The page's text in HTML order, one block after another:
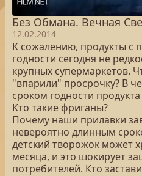
Без Обмана. Вечная
12.02.2014
К сожалению, продукты с
годности сегодня не
крупных супермаркетов.
"впарили" просрочку? В
сроком годности
Кто такие фриганы?
Почему наши прилавки
невероятно длинным
детский творожок может
месяца, и это шокирует
потребителей. Кто